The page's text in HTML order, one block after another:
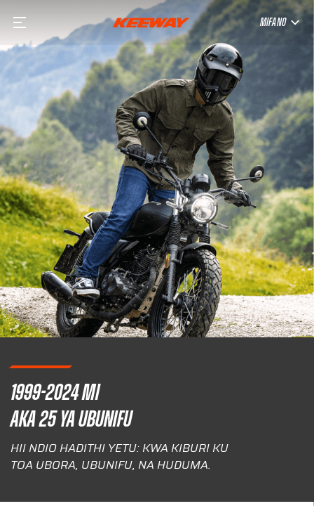
MIFANO
1999-2024 MI
AKA 25 YA UBUNIFU
HII NDIO HADITHI YETU: KWA KIBURI KU
TOA UBORA, UBUNIFU, NA HUDUMA.